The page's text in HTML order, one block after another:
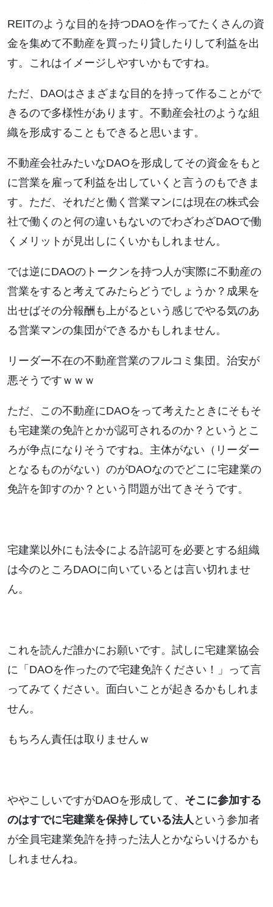
REITのような目的を持つDAOを作ってたくさんの資
金を集めて不動産を買ったり貸したりして利益を出
す。これはイメージしやすいかもですね。
ただ、DAOはさまざまな目的を持って作ることがで
きるので多様性があります。不動産会社のような組
織を形成することもできると思います。
不動産会社みたいなDAOを形成してその資金をもと
に営業を雇って利益を出していくと言うのもできま
す。ただ、それだと働く営業マンには現在の株式会
社で働くのと何の違いもないのでわざわざDAOで働
くメリットが見出しにくいかもしれません。
では逆にDAOのトークンを持つ人が実際に不動産の
営業をすると考えてみたらどうでしょうか？成果を
出せばその分報酬も上がるという感じでやる気のあ
る営業マンの集団ができるかもしれません。
リーダー不在の不動産営業のフルコミ集団。治安が
悪そうですｗｗｗ
ただ、この不動産にDAOをって考えたときにそもそ
も宅建業の免許とかが認可されるのか？というとこ
ろが争点になりそうですね。主体がない（リーダー
となるものがない）のがDAOなのでどこに宅建業の
免許を卸すのか？という問題が出てきそうです。
宅建業以外にも法令による許認可を必要とする組織
は今のところDAOに向いているとは言い切れませ
ん。
これを読んだ誰かにお願いです。試しに宅建業協会
に「DAOを作ったので宅建免許ください！」って言
ってみてください。面白いことが起きるかもしれま
せん。
もちろん責任は取りませんｗ
ややこしいですがDAOを形成して、 そこに参加する
のはすでに宅建業を保持している法人 という参加者
が全員宅建業免許を持った法人とかならいけるかも
しれませんね。